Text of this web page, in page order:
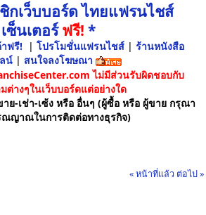
กเว็บบอร์ด ไทยแฟรนไชส์
เซ็นเตอร์ฟรี! *
ฟรี! | โปรโมชั่นแฟรนไชส์ | ร้านหนังสือ
น์ | สนใจลงโฆษณา
ไม่มีส่วนรับผิดชอบกับ
ต่างๆในเว็บบอร์ดแต่อย่างใด
ย-เช่า-เซ้ง หรือ อื่นๆ (ผู้ซื้อ หรือ ผู้ขาย กรุณา
ณญาณในการติดต่อทางธุรกิจ)
« หน้าที่แล้ว ต่อไป »